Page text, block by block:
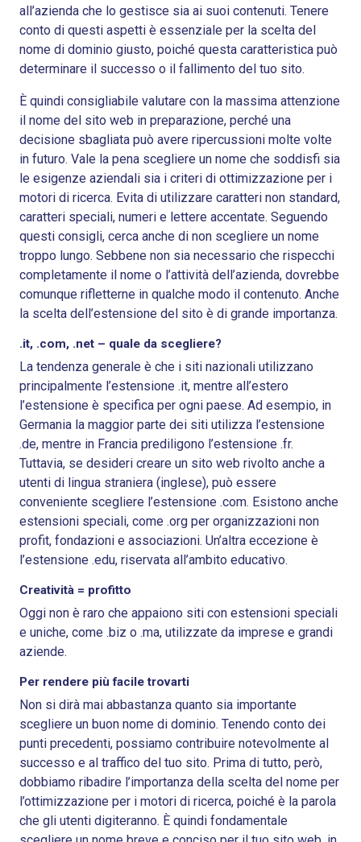
all’azienda che lo gestisce sia ai suoi contenuti. Tenere
conto di questi aspetti è essenziale per la scelta del
nome di dominio giusto, poiché questa caratteristica può
determinare il successo o il fallimento del tuo sito.
È quindi consigliabile valutare con la massima attenzione
il nome del sito web in preparazione, perché una
decisione sbagliata può avere ripercussioni molte volte
in futuro. Vale la pena scegliere un nome che soddisfi sia
le esigenze aziendali sia i criteri di ottimizzazione per i
motori di ricerca. Evita di utilizzare caratteri non standard,
caratteri speciali, numeri e lettere accentate. Seguendo
questi consigli, cerca anche di non scegliere un nome
troppo lungo. Sebbene non sia necessario che rispecchi
completamente il nome o l’attività dell’azienda, dovrebbe
comunque rifletterne in qualche modo il contenuto. Anche
la scelta dell’estensione del sito è di grande importanza.
.it, .com, .net – quale da scegliere?
La tendenza generale è che i siti nazionali utilizzano
principalmente l’estensione .it, mentre all’estero
l’estensione è specifica per ogni paese. Ad esempio, in
Germania la maggior parte dei siti utilizza l’estensione
.de, mentre in Francia prediligono l’estensione .fr.
Tuttavia, se desideri creare un sito web rivolto anche a
utenti di lingua straniera (inglese), può essere
conveniente scegliere l’estensione .com. Esistono anche
estensioni speciali, come .org per organizzazioni non
profit, fondazioni e associazioni. Un’altra eccezione è
l’estensione .edu, riservata all’ambito educativo.
Creatività = profitto
Oggi non è raro che appaiono siti con estensioni speciali
e uniche, come .biz o .ma, utilizzate da imprese e grandi
aziende.
Per rendere più facile trovarti
Non si dirà mai abbastanza quanto sia importante
scegliere un buon nome di dominio. Tenendo conto dei
punti precedenti, possiamo contribuire notevolmente al
successo e al traffico del tuo sito. Prima di tutto, però,
dobbiamo ribadire l’importanza della scelta del nome per
l’ottimizzazione per i motori di ricerca, poiché è la parola
che gli utenti digiteranno. È quindi fondamentale